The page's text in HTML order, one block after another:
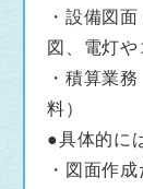
・設備図
図、電灯や
・積算業
料）
●具体的に
・図面作